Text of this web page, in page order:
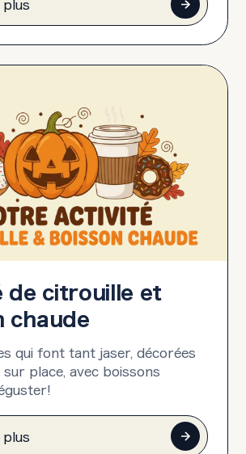
de citrouille et
chaude
qui font tant jaser, décorées
place, avec boissons